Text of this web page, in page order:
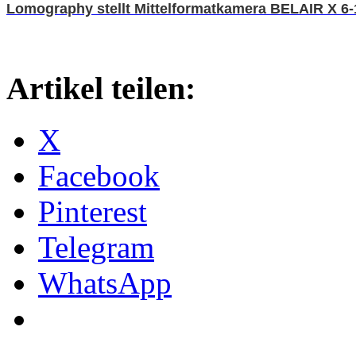
Lomography stellt Mittelformatkamera BELAIR X
Artikel teilen:
X
Facebook
Pinterest
Telegram
WhatsApp